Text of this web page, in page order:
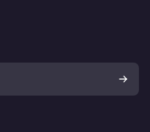
Dein Widerrufsrecht